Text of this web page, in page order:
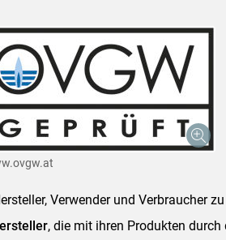
Verwender und Verbraucher
, die mit ihren Produkten